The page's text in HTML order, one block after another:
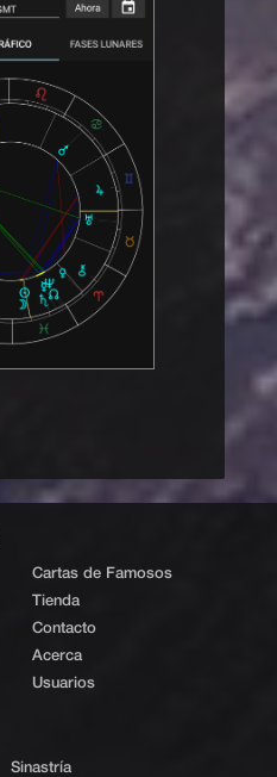
‹ Volver al índice
Cartas de Famosos
Tienda
Contacto
Acerca
Usuarios
Sinastría